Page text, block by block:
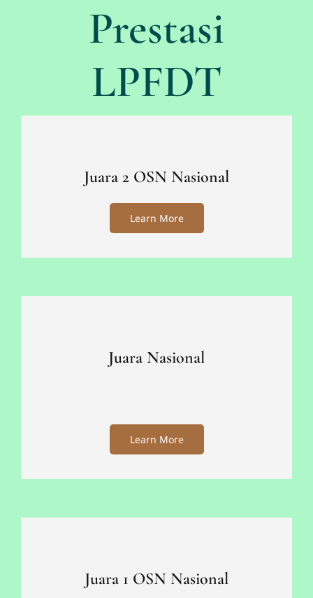
Prestasi
LPFDT
Juara 2 OSN Nasional
Learn More
Juara Nasional
Learn More
Juara 1 OSN Nasional